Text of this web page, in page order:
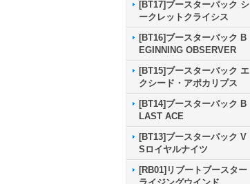
[BT17]ブースターパック シ
ークレットクライシス
[BT16]ブースターパック B
EGINNING OBSERVER
[BT15]ブースターパック エ
クシード・アポカリプス
[BT14]ブースターパック B
LAST ACE
[BT13]ブースターパック V
Sロイヤルナイツ
[RB01]リブートブースター